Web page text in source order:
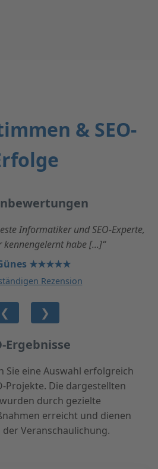
& SEO-
Informatiker und SEO-Experte,
kennengelernt habe [...]“
★★★★★
Rezension
❮ ❯
Ergebnisse
Sie eine Auswahl erfolgreich
Projekte. Die dargestellten
durch gezielte
erreicht und dienen
Veranschaulichung.